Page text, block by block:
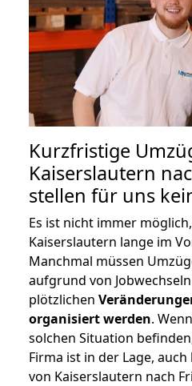
Kurzfristige
Kaiserslautern
stellen für uns
Es ist nicht immer
Kaiserslautern lange im
Manchmal müssen
aufgrund von
plötzlichen
organisiert werden.
solchen Situation
Firma ist in der Lage,
von Kaiserslautern nach